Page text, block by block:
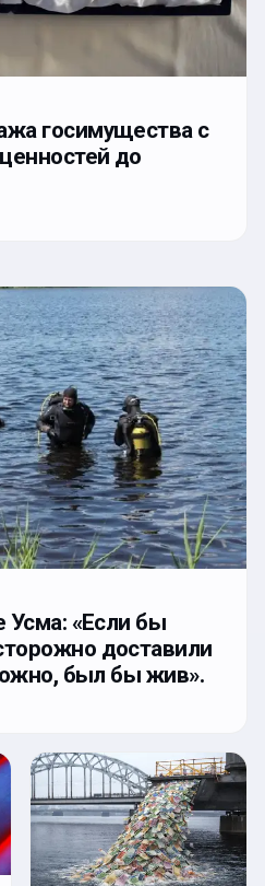
госимущества с
до
Усма: «Если бы
доставили
был бы жив».